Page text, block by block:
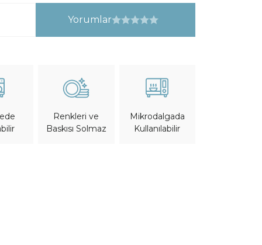
Yorumlar
Renkleri ve
Baskısı Solmaz
Mikrodalgada
Kullanılabilir